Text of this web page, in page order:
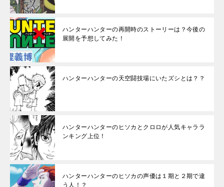
ハンターハンターの再開時のストーリーは？今後の
展開を予想してみた！
ハンターハンターの天空闘技場にいたズシとは？？
ハンターハンターのヒソカとクロロが人気キャララ
ンキング上位！
ハンターハンターのヒソカの声優は１期と２期で違
う人！？